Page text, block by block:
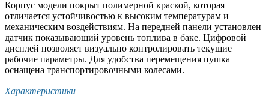
Корпус модели покрыт полимерной краской, которая
отличается устойчивостью к высоким температурам и
механическим воздействиям. На передней панели установлен
датчик показывающий уровень топлива в баке. Цифровой
дисплей позволяет визуально контролировать текущие
рабочие параметры. Для удобства перемещения пушка
оснащена транспортировочными колесами.
Характеристики